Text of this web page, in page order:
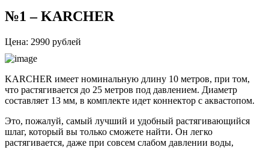
№1 – KARCHER
Цена: 2990 рублей
KARCHER имеет номинальную длину 10 метров, при том,
что растягивается до 25 метров под давлением. Диаметр
составляет 13 мм, в комплекте идет коннектор с аквастопом.
Это, пожалуй, самый лучший и удобный растягивающийся
шлаг, который вы только сможете найти. Он легко
растягивается, даже при совсем слабом давлении воды,